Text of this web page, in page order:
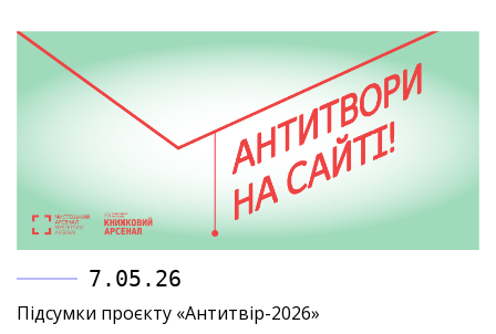
7.05.26
Підсумки проєкту «Антитвір-2026»